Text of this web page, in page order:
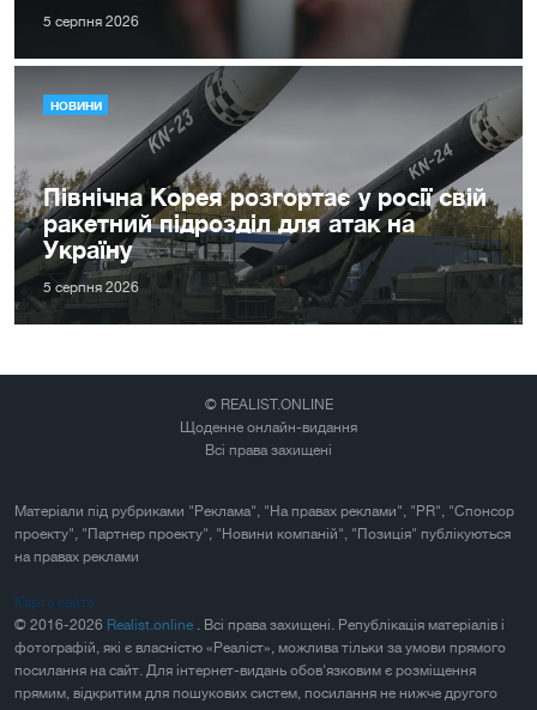
5 серпня 2026
НОВИНИ
Північна Корея розгортає у росії свій
ракетний підрозділ для атак на
Україну
5 серпня 2026
© REALIST.ONLINE
Щоденне онлайн-видання
Всі права захищені
Матеріали під рубриками "Реклама", "На правах реклами", "PR", "Спонсор
проекту", "Партнер проекту", "Новини компаній", "Позиція" публікуються
на правах реклами
Карта сайта
© 2016-2026 Realist.online . Всі права захищені. Републікація матеріалів і
фотографій, які є власністю «Реаліст», можлива тільки за умови прямого
посилання на сайт. Для інтернет-видань обов'язковим є розміщення
прямим, відкритим для пошукових систем, посилання не нижче другого